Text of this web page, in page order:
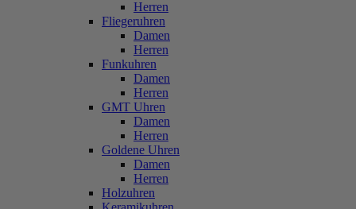
Herren
Fliegeruhren
Damen
Herren
Funkuhren
Damen
Herren
GMT Uhren
Damen
Herren
Goldene Uhren
Damen
Herren
Holzuhren